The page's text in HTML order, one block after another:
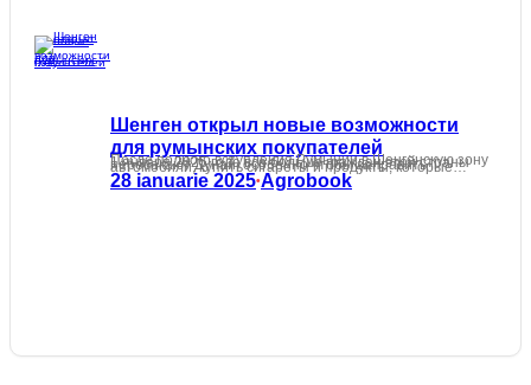
Шенген открыл новые возможности
для румынских покупателей
После полного вступления Румынии в Шенгенскую зону 1 января 2025 года всё больше граждан этой страны пересекают Дунай, особенно чтобы заправить автомобили, купить сигареты и продукты, которые…
28 ianuarie 2025•Agrobook